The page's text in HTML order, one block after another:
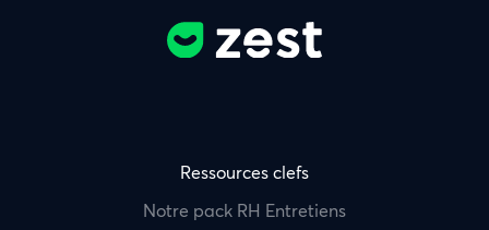
Ressources clefs
Notre pack RH Entretiens